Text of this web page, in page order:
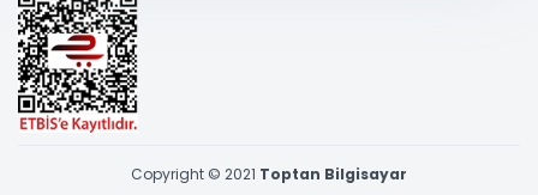
Copyright © 2021 Toptan Bilgisayar